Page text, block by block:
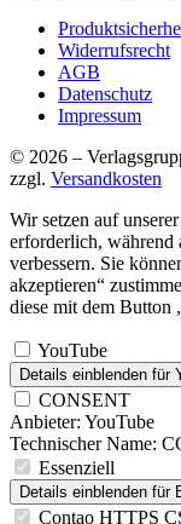
Widerrufsrecht
AGB
Datenschutz
Impressum
© 2026 –
zzgl. Versandkosten
Wir setzen auf
erforderlich, während
verbessern. Sie
akzeptieren“
diese mit dem Button
YouTube
Details einblenden für
CONSENT
Anbieter: YouTube
Technischer Name:
Essenziell
Details einblenden für
Contao HTTPS